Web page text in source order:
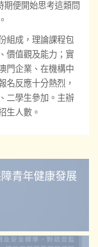
期便開始思考這類問
組成，理論課程包
價值觀及能力；實
門企業、在機構中
名反應十分熱烈，
二學生參加。主辦
生人數。
青年健康發展